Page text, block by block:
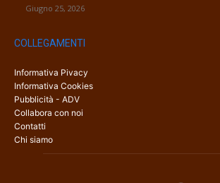
Giugno 25, 2026
COLLEGAMENTI
Informativa Pivacy
Informativa Cookies
Pubblicità - ADV
Collabora con noi
Contatti
Chi siamo